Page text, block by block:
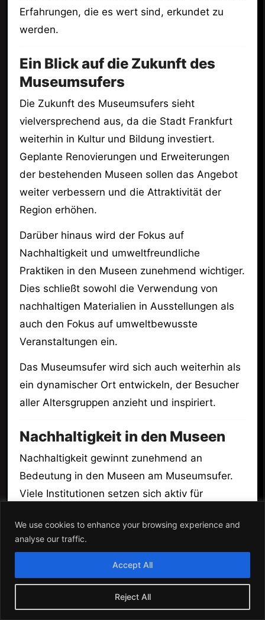
We use cookies to enhance your browsing experience and
analyse our traffic.
Reject All
Accept All
Erfahrungen, die es wert sind, erkundet zu
werden.
Ein Blick auf die Zukunft des
Museumsufers
Die Zukunft des Museumsufers sieht
vielversprechend aus, da die Stadt Frankfurt
weiterhin in Kultur und Bildung investiert.
Geplante Renovierungen und Erweiterungen
der bestehenden Museen sollen das Angebot
weiter verbessern und die Attraktivität der
Region erhöhen.
Darüber hinaus wird der Fokus auf
Nachhaltigkeit und umweltfreundliche
Praktiken in den Museen zunehmend wichtiger.
Dies schließt sowohl die Verwendung von
nachhaltigen Materialien in Ausstellungen als
auch den Fokus auf umweltbewusste
Veranstaltungen ein.
Das Museumsufer wird sich auch weiterhin als
ein dynamischer Ort entwickeln, der Besucher
aller Altersgruppen anzieht und inspiriert.
Nachhaltigkeit in den Museen
Nachhaltigkeit gewinnt zunehmend an
Bedeutung in den Museen am Museumsufer.
Viele Institutionen setzen sich aktiv für
ökologischen Fußabdruck zu reduzieren.
Dies umfasst die Verwendung von
nachhaltigen Materialien für Ausstellungen, die
Beleuchtungssysteme und die Förderung von